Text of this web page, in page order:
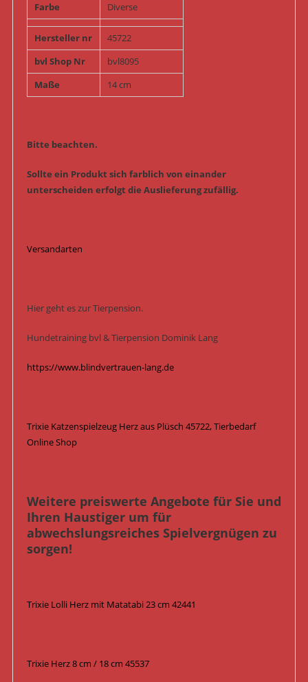
Farbe
Diverse
Hersteller nr
45722
bvl Shop Nr
bvl8095
Maße
14 cm
Bitte beachten.
Sollte ein Produkt sich farblich von einander
unterscheiden erfolgt die Auslieferung zufällig.
Versandarten
Hier geht es zur Tierpension.
Hundetraining bvl & Tierpension Dominik Lang
https://www.blindvertrauen-lang.de
Trixie Katzenspielzeug Herz aus Plüsch 45722, Tierbedarf
Online Shop
Weitere preiswerte Angebote für Sie und
Ihren Haustiger um für
abwechslungsreiches Spielvergnügen zu
sorgen!
Trixie Lolli Herz mit Matatabi 23 cm 42441
Trixie Herz 8 cm / 18 cm 45537